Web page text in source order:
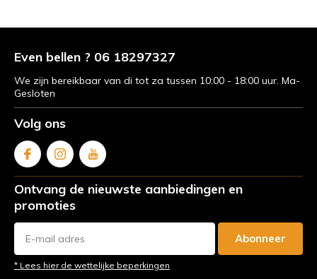
Even bellen ? 06 18297327
We zijn bereikbaar van di tot za tussen 10:00 - 18:00 uur. Ma-
Gesloten
Volg ons
Ontvang de nieuwste aanbiedingen en
promoties
Abonneer
* Lees hier de wettelijke beperkingen